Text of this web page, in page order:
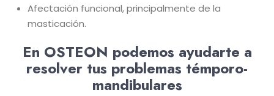
Afectación funcional, principalmente de la
masticación.
En OSTEON podemos ayudarte a
resolver tus problemas témporo-
mandibulares